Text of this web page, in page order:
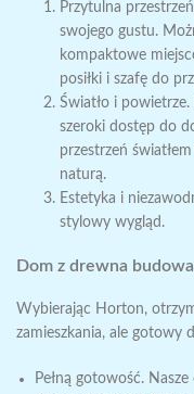
Przytulna
swojego gustu.
kompaktowe
posiłki i szafę do
Światło i
szeroki dostęp do
przestrzeń
naturą.
Estetyka i
stylowy wygląd.
Dom z drewna budowa
Wybierając Horton,
zamieszkania, ale gotowy
Pełną gotowość. Nasze